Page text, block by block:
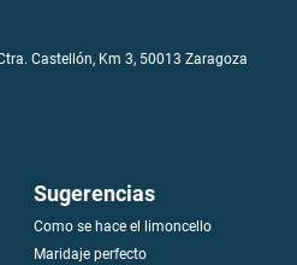
Castellón, Km 3, 50013 Zaragoza
Sugerencias
Como se hace el limoncello
Maridaje perfecto